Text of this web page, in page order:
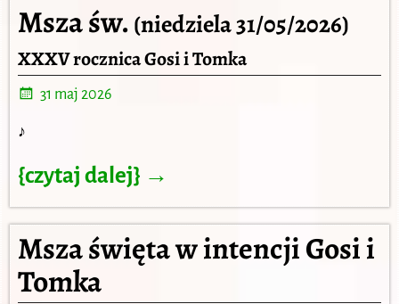
Msza św.(niedziela 31/05/2026)
XXXV rocznica Gosi i Tomka
31 maj 2026
♪
{czytaj dalej} →
Msza święta w intencji Gosi i
Tomka